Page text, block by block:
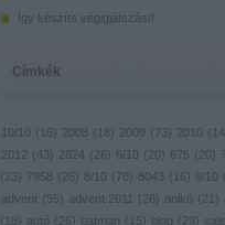
Így készíts végigjátszást!
Címkék
10/10 ( 16 ) 2008 ( 18 ) 2009 ( 73) 2010 (
2012 ( 43) 2824 ( 26 ) 6/10 ( 20) 675 ( 20)
( 23) 7958 ( 26 ) 8/10 ( 78 ) 8043 ( 16 ) 9/10 (
advent ( 55) advent 2011 ( 26 ) anikó ( 21 )
(
18 ) autó ( 26 ) batman ( 15) blog ( 29)